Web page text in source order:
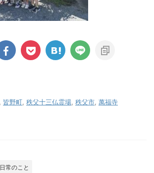
皆野町 秩父十三仏霊場 秩父市 萬福寺
日常のこと